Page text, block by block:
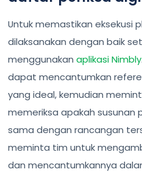
Untuk memastikan eksekusi
dilaksanakan dengan baik
menggunakanaplikasi Nimbly
dapat mencantumkan
yang ideal, kemudian
memeriksa apakah susunan
sama dengan rancangan
meminta tim untuk
dan mencantumkannya